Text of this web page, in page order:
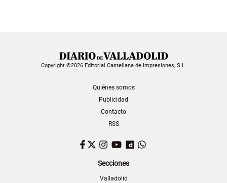
Copyright ©2026 Editorial Castellana de Impresiones, S.L.
Quiénes somos
Publicidad
Contacto
RSS
Facebook
TwitterInstagram
YouTubeDailymotion
Secciones
Valladolid